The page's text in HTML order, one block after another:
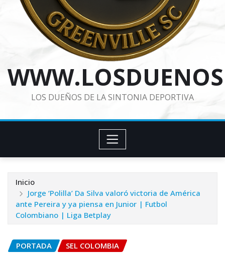
LOS DUEÑOS DE LA SINTONIA DEPORTIVA
Inicio
Jorge ‘Polilla’ Da Silva valoró victoria de América
ante Pereira y ya piensa en Junior | Futbol
Colombiano | Liga Betplay
PORTADA SEL COLOMBIA